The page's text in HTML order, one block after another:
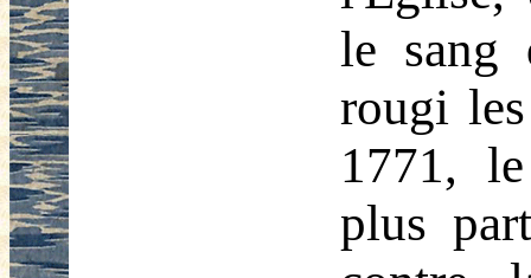
le sang
rougi
1771,
plus